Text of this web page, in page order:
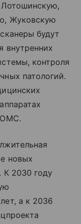
Жуковскую
будут
внутренних
контроля
патологий.
ОМС.
новых
К 2030 году
а к 2036